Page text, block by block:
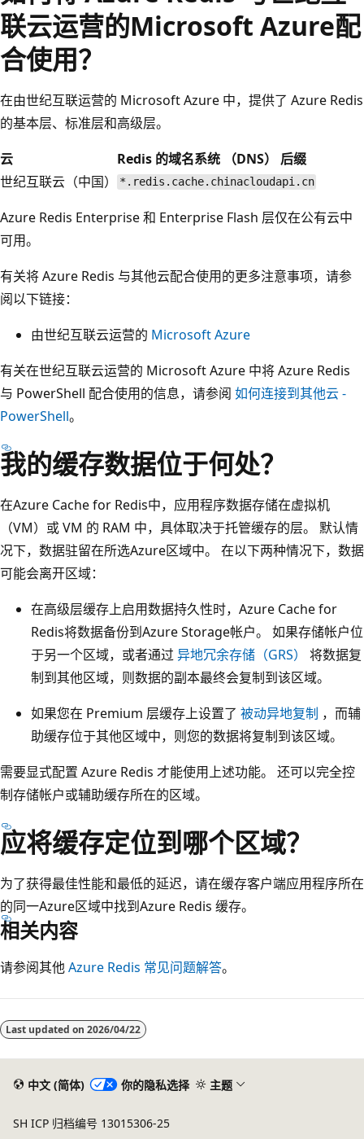
联云运营的Microsoft Azure配
合使用？
在由世纪互联运营的 Microsoft Azure 中，提供了 Azure Redis
的基本层、标准层和高级层。
云
Redis 的域名系统 （DNS） 后缀
世纪互联云（中国）
*.redis.cache.chinacloudapi.cn
Azure Redis Enterprise 和 Enterprise Flash 层仅在公有云中
可用。
有关将 Azure Redis 与其他云配合使用的更多注意事项，请参
阅以下链接：
由世纪互联云运营的 Microsoft Azure
有关在世纪互联云运营的 Microsoft Azure 中将 Azure Redis
与 PowerShell 配合使用的信息，请参阅 如何连接到其他云 -
PowerShell。
我的缓存数据位于何处？
在Azure Cache for Redis中，应用程序数据存储在虚拟机
（VM）或 VM 的 RAM 中，具体取决于托管缓存的层。 默认情
况下，数据驻留在所选Azure区域中。 在以下两种情况下，数据
可能会离开区域：
在高级层缓存上启用数据持久性时，Azure Cache for
Redis将数据备份到Azure Storage帐户。 如果存储帐户位
于另一个区域，或者通过 异地冗余存储（GRS）
将数据复
制到其他区域，则数据的副本最终会复制到该区域。
如果您在 Premium 层缓存上设置了 被动异地复制 ，而辅
助缓存位于其他区域中，则您的数据将复制到该区域。
需要显式配置 Azure Redis 才能使用上述功能。 还可以完全控
制存储帐户或辅助缓存所在的区域。
应将缓存定位到哪个区域？
为了获得最佳性能和最低的延迟，请在缓存客户端应用程序所在
的同一Azure区域中找到Azure Redis 缓存。
相关内容
请参阅其他Azure Redis 常见问题解答。
Last updated on 2026/04/22
中文 (简体) 你的隐私选择 主题
SH ICP 归档编号 13015306-25